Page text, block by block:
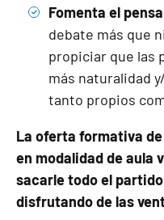
Fomenta el
debate más que
propiciar que las
más naturalidad
tanto propios
La oferta formativa
en modalidad de aula
sacarle todo el
disfrutando de las